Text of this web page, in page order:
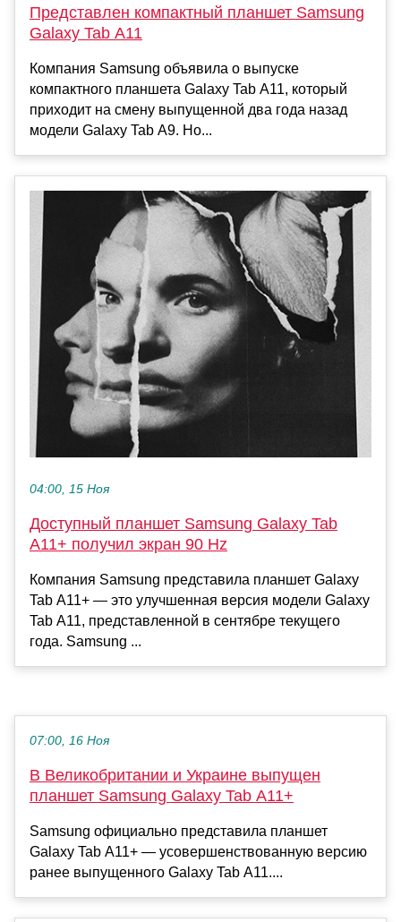
Представлен компактный планшет Samsung
Galaxy Tab A11
Компания Samsung объявила о выпуске
компактного планшета Galaxy Tab A11, который
приходит на смену выпущенной два года назад
модели Galaxy Tab A9. Но...
04:00, 15 Ноя
Доступный планшет Samsung Galaxy Tab
A11+ получил экран 90 Hz
Компания Samsung представила планшет Galaxy
Tab A11+ — это улучшенная версия модели Galaxy
Tab A11, представленной в сентябре текущего
года. Samsung ...
07:00, 16 Ноя
В Великобритании и Украине выпущен
планшет Samsung Galaxy Tab A11+
Samsung официально представила планшет
Galaxy Tab A11+ — усовершенствованную версию
ранее выпущенного Galaxy Tab A11....